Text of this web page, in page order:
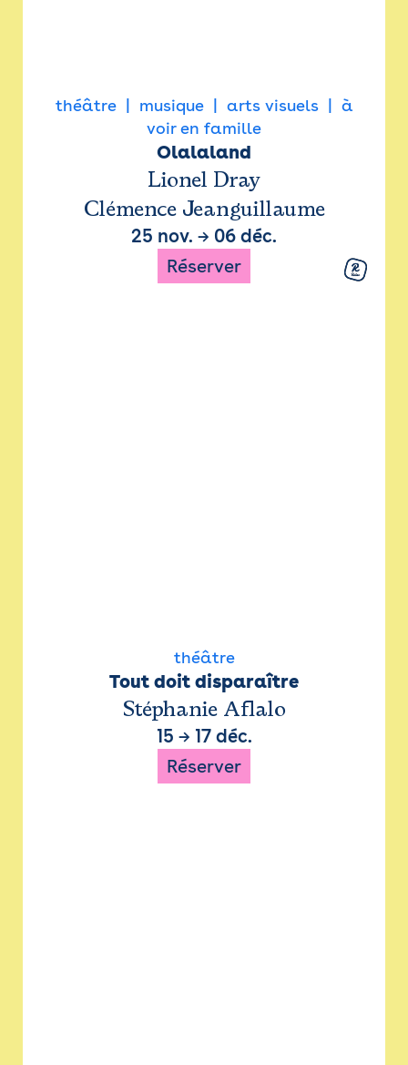
théâtre musique arts visuels
à
voir en famille
Olalaland
Lionel Dray
Clémence Jeanguillaume
25 nov. → 06 déc.
Réserver
théâtre
Tout doit disparaître
Stéphanie Aflalo
15 → 17 déc.
Réserver